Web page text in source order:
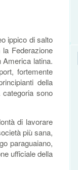
ippico di salto
la Federazione
America latina.
fortemente
della
sono
di lavorare
più sana,
paraguaiano,
ufficiale della